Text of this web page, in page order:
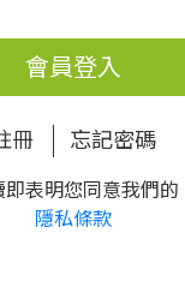
會員登入
冊 忘記密碼
即表明您同意我們的
隱私條款